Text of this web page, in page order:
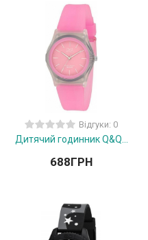
Відгуки: 0
Дитячий годинник Q&Q...
688ГРН